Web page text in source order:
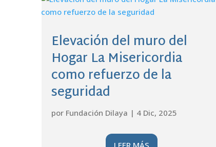
Elevación del muro del
Hogar La Misericordia
como refuerzo de la
seguridad
por Fundación Dilaya | 4 Dic, 2025
LEER MÁS